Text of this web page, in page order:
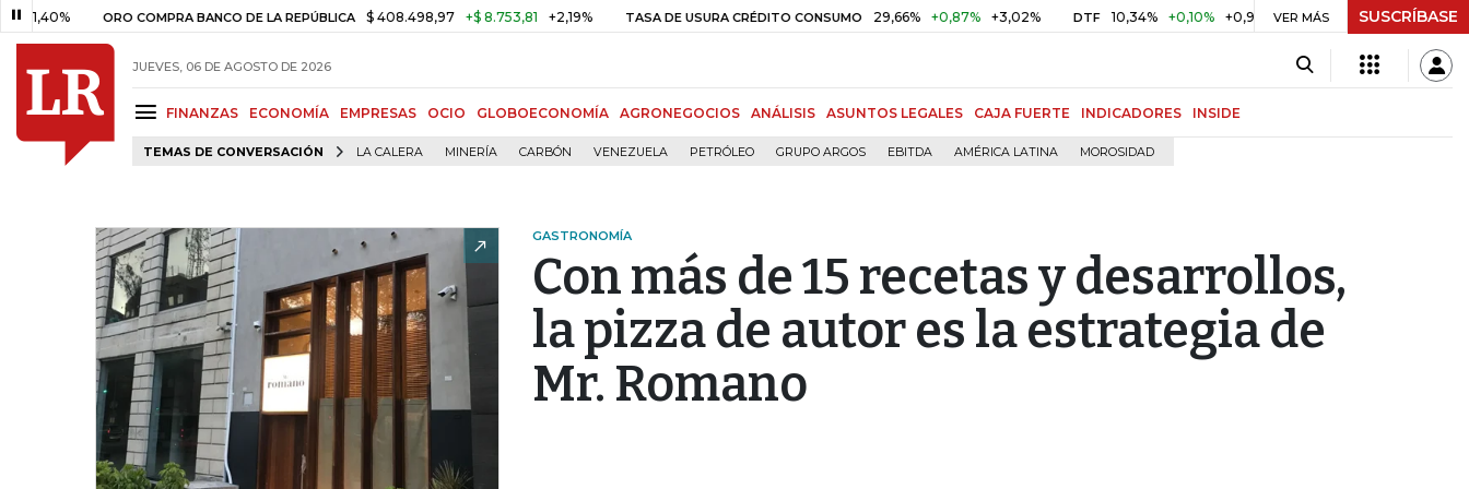
ORO COMPRA BANCO DE LA REPÚBLICA $ 408.498,97 +$ 8.753,81 +2,19% TASA DE USURA CRÉDITO CONSUMO 29,66% +0,87% +3,02% DTF 10,34% +0,10% +0,98% UVR $ 416,86 +$ 0,05 +0,01%
VER MÁS SUSCRÍBASE
JUEVES, 06 DE AGOSTO DE 2026
FINANZAS ECONOMÍA EMPRESAS OCIO GLOBOECONOMÍA AGRONEGOCIOS ANÁLISIS ASUNTOS LEGALES CAJA FUERTE INDICADORES INSIDE
TEMAS DE CONVERSACIÓN LA CALERA MINERÍA CARBÓN VENEZUELA PETRÓLEO GRUPO ARGOS EBITDA AMÉRICA LATINA MOROSIDAD
GASTRONOMÍA
Con más de 15 recetas y desarrollos,
la pizza de autor es la estrategia de
Mr. Romano